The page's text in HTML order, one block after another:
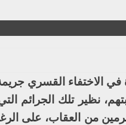
في الاختفاء القسري
نظير تلك الجرائم
من العقاب، على